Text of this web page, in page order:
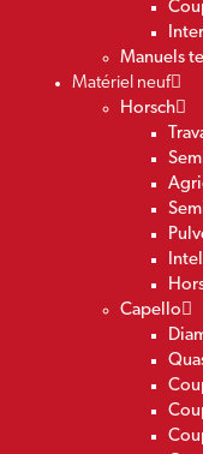
Manuels
Matériel neuf
Horsch
Capello